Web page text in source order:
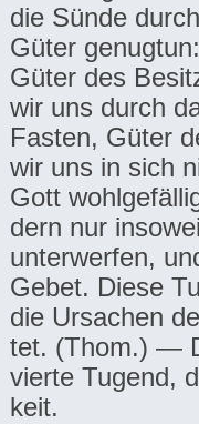
die Sünde
Güter
Güter des
wir uns durch
Fasten, Güter
wir uns in sich
Gott
dern nur
unterwerfen,
Gebet. Diese
die Ursachen
tet. (Thom.) —
vierte Tugend,
keit.